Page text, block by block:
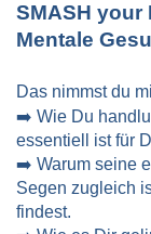
SMASH your
Mentale
Das nimmst du
➡️ Wie Du
essentiell ist für
➡️ Warum seine
Segen zugleich
findest.